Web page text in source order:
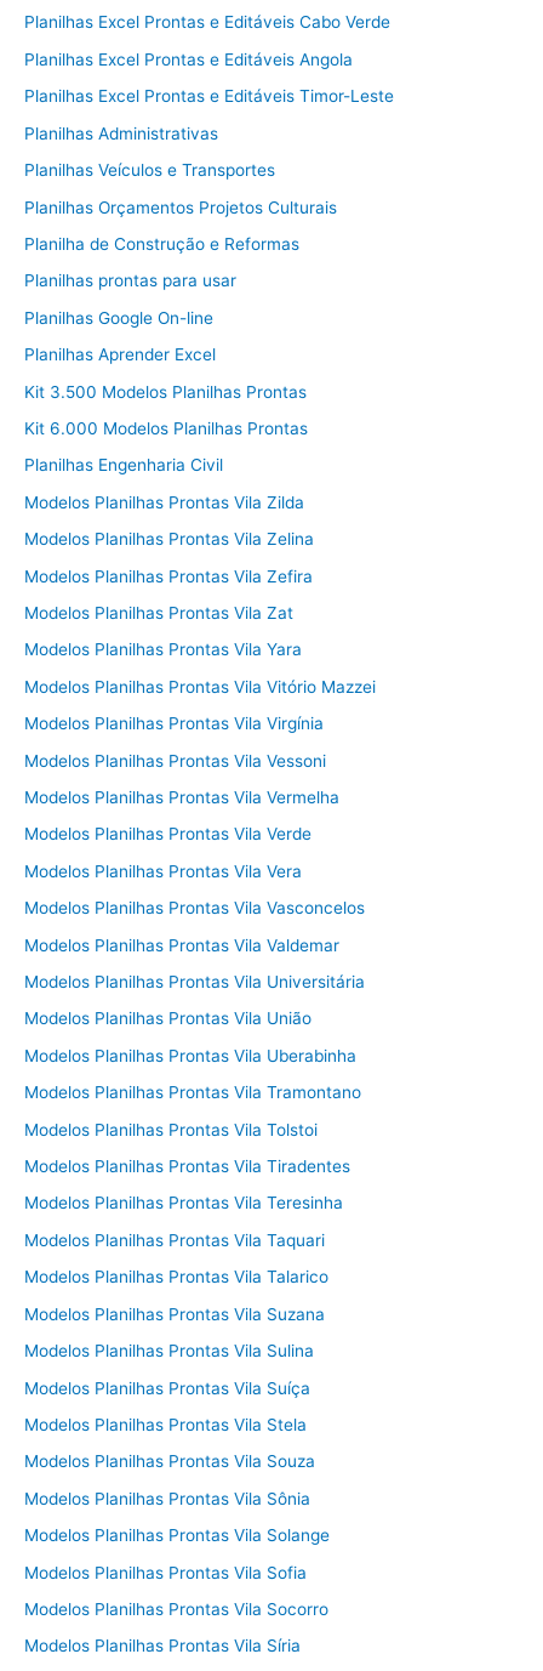
Planilhas Excel Prontas e Editáveis Cabo Verde
Planilhas Excel Prontas e Editáveis Angola
Planilhas Excel Prontas e Editáveis Timor-Leste
Planilhas Administrativas
Planilhas Veículos e Transportes
Planilhas Orçamentos Projetos Culturais
Planilha de Construção e Reformas
Planilhas prontas para usar
Planilhas Google On-line
Planilhas Aprender Excel
Kit 3.500 Modelos Planilhas Prontas
Kit 6.000 Modelos Planilhas Prontas
Planilhas Engenharia Civil
Modelos Planilhas Prontas Vila Zilda
Modelos Planilhas Prontas Vila Zelina
Modelos Planilhas Prontas Vila Zefira
Modelos Planilhas Prontas Vila Zat
Modelos Planilhas Prontas Vila Yara
Modelos Planilhas Prontas Vila Vitório Mazzei
Modelos Planilhas Prontas Vila Virgínia
Modelos Planilhas Prontas Vila Vessoni
Modelos Planilhas Prontas Vila Vermelha
Modelos Planilhas Prontas Vila Verde
Modelos Planilhas Prontas Vila Vera
Modelos Planilhas Prontas Vila Vasconcelos
Modelos Planilhas Prontas Vila Valdemar
Modelos Planilhas Prontas Vila Universitária
Modelos Planilhas Prontas Vila União
Modelos Planilhas Prontas Vila Uberabinha
Modelos Planilhas Prontas Vila Tramontano
Modelos Planilhas Prontas Vila Tolstoi
Modelos Planilhas Prontas Vila Tiradentes
Modelos Planilhas Prontas Vila Teresinha
Modelos Planilhas Prontas Vila Taquari
Modelos Planilhas Prontas Vila Talarico
Modelos Planilhas Prontas Vila Suzana
Modelos Planilhas Prontas Vila Sulina
Modelos Planilhas Prontas Vila Suíça
Modelos Planilhas Prontas Vila Stela
Modelos Planilhas Prontas Vila Souza
Modelos Planilhas Prontas Vila Sônia
Modelos Planilhas Prontas Vila Solange
Modelos Planilhas Prontas Vila Sofia
Modelos Planilhas Prontas Vila Socorro
Modelos Planilhas Prontas Vila Síria